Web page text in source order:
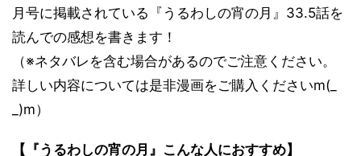
月号に掲載されている『うるわしの宵の月』33.5話を
読んでの感想を書きます！
（※ネタバレを含む場合があるのでご注意ください。
詳しい内容については是非漫画をご購入くださいm(_
_)m）
【『うるわしの宵の月』こんな人におすすめ】